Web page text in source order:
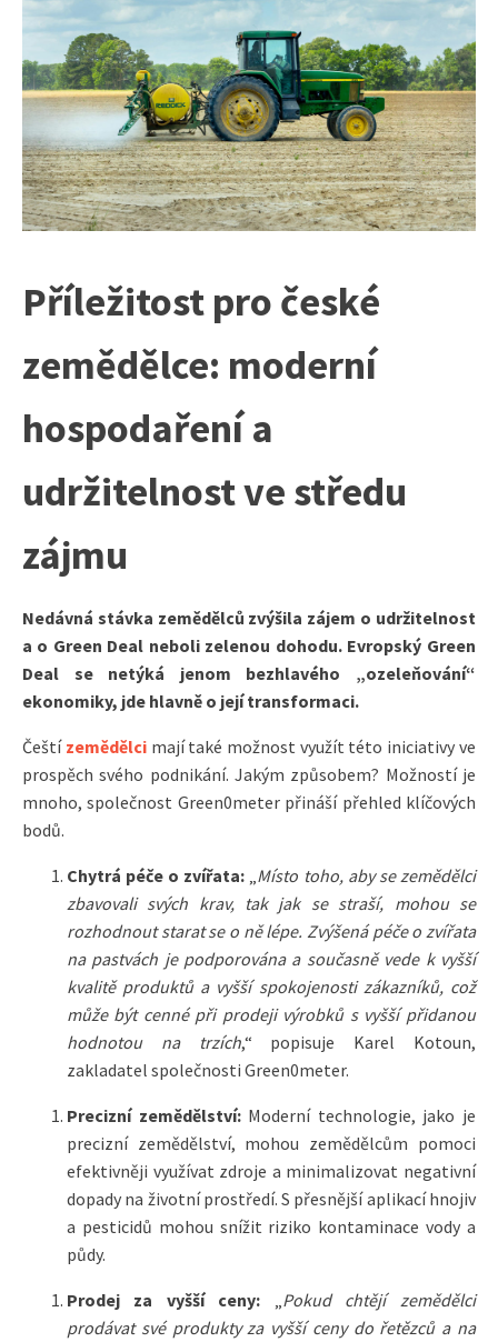
Příležitost pro české
zemědělce: moderní
hospodaření a
udržitelnost ve středu
zájmu
Nedávná stávka zemědělců zvýšila zájem o udržitelnost
a o Green Deal neboli zelenou dohodu. Evropský Green
Deal se netýká jenom bezhlavého „ozeleňování“
ekonomiky, jde hlavně o její transformaci.
Čeští zemědělci mají také možnost využít této iniciativy ve
prospěch svého podnikání. Jakým způsobem? Možností je
mnoho, společnost Green0meter přináší přehled klíčových
bodů.
Chytrá péče o zvířata: Místo toho, aby se zemědělci
zbavovali svých krav, tak jak se straší, mohou se
rozhodnout starat se o ně lépe. Zvýšená péče o zvířata
na pastvách je podporována a současně vede k vyšší
kvalitě produktů a vyšší spokojenosti zákazníků, což
může být cenné při prodeji výrobků s vyšší přidanou
hodnotou na trzích,“ popisuje Karel Kotoun,
zakladatel společnosti Green0meter.
Precizní zemědělství:Moderní technologie, jako je
precizní zemědělství, mohou zemědělcům pomoci
efektivněji využívat zdroje a minimalizovat negativní
dopady na životní prostředí. S přesnější aplikací hnojiv
a pesticidů mohou snížit riziko kontaminace vody a
půdy.
Prodej za vyšší ceny:
Pokud chtějí zemědělci
prodávat své produkty za vyšší ceny do řetězců a na